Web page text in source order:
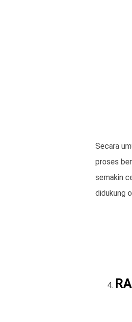
Secara
proses
semakin
didukung